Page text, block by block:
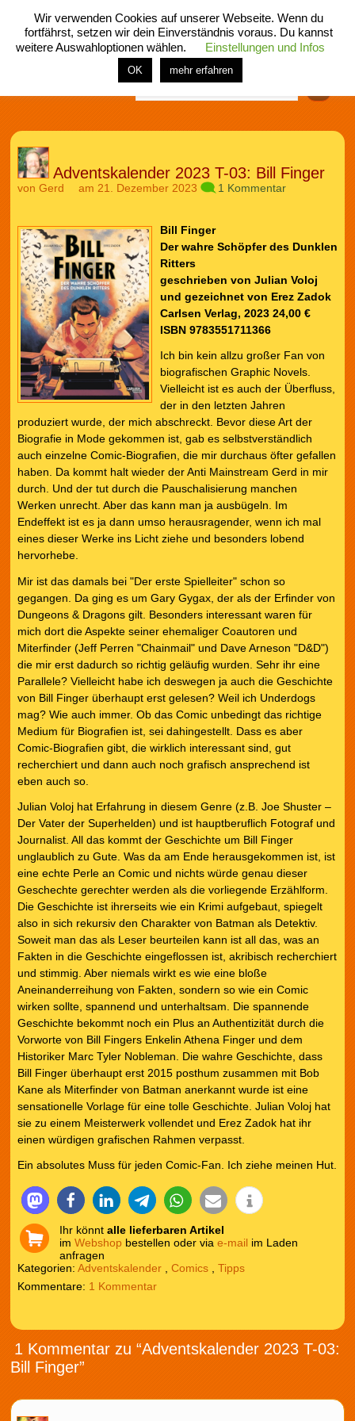
menü
home rubrik buch comic spiel fotos shop
Adventskalender 2023 T-03: Bill Finger
von Gerd am 21. Dezember 2023 1 Kommentar
Bill Finger
Der wahre Schöpfer des Dunklen
Ritters
geschrieben von Julian Voloj
und gezeichnet von Erez Zadok
Carlsen Verlag, 2023 24,00 €
ISBN 9783551711366
Ich bin kein allzu großer Fan von
biografischen Graphic Novels.
Vielleicht ist es auch der Überfluss,
der in den letzten Jahren
produziert wurde, der mich abschreckt. Bevor diese Art der
Biografie in Mode gekommen ist, gab es selbstverständlich
auch einzelne Comic-Biografien, die mir durchaus öfter gefallen
haben. Da kommt halt wieder der Anti Mainstream Gerd in mir
durch. Und der tut durch die Pauschalisierung manchen
Werken unrecht. Aber das kann man ja ausbügeln. Im
Endeffekt ist es ja dann umso herausragender, wenn ich mal
eines dieser Werke ins Licht ziehe und besonders lobend
hervorhebe.
Mir ist das damals bei "Der erste Spielleiter" schon so
gegangen. Da ging es um Gary Gygax, der als der Erfinder von
Dungeons & Dragons gilt. Besonders interessant waren für
mich dort die Aspekte seiner ehemaliger Coautoren und
Miterfinder (Jeff Perren "Chainmail" und Dave Arneson "D&D")
die mir erst dadurch so richtig geläufig wurden. Sehr ihr eine
Parallele? Vielleicht habe ich deswegen ja auch die Geschichte
von Bill Finger überhaupt erst gelesen? Weil ich Underdogs
mag? Wie auch immer. Ob das Comic unbedingt das richtige
Medium für Biografien ist, sei dahingestellt. Dass es aber
Comic-Biografien gibt, die wirklich interessant sind, gut
recherchiert und dann auch noch grafisch ansprechend ist
eben auch so.
Julian Voloj hat Erfahrung in diesem Genre (z.B. Joe Shuster –
Der Vater der Superhelden) und ist hauptberuflich Fotograf und
Journalist. All das kommt der Geschichte um Bill Finger
unglaublich zu Gute. Was da am Ende herausgekommen ist, ist
eine echte Perle an Comic und nichts würde genau dieser
Geschechte gerechter werden als die vorliegende Erzählform.
Die Geschichte ist ihrerseits wie ein Krimi aufgebaut, spiegelt
also in sich rekursiv den Charakter von Batman als Detektiv.
Soweit man das als Leser beurteilen kann ist all das, was an
Fakten in die Geschichte eingeflossen ist, akribisch recherchiert
und stimmig. Aber niemals wirkt es wie eine bloße
Aneinanderreihung von Fakten, sondern so wie ein Comic
wirken sollte, spannend und unterhaltsam. Die spannende
Geschichte bekommt noch ein Plus an Authentizität durch die
Vorworte von Bill Fingers Enkelin Athena Finger und dem
Historiker Marc Tyler Nobleman. Die wahre Geschichte, dass
Bill Finger überhaupt erst 2015 posthum zusammen mit Bob
Kane als Miterfinder von Batman anerkannt wurde ist eine
sensationelle Vorlage für eine tolle Geschichte. Julian Voloj hat
sie zu einem Meisterwerk vollendet und Erez Zadokhat ihr
einen würdigen grafischen Rahmen verpasst.
Ein absolutes Muss für jeden Comic-Fan. Ich ziehe meinen Hut.
Ihr könnt alle lieferbaren Artikel
im Webshop bestellen oder via e-mail im Laden
anfragen
Kategorien: Adventskalender, Comics, Tipps
1 Kommentar
1 Kommentar zu “Adventskalender 2023 T-03:
Bill Finger”
Wir verwenden Cookies auf unserer Webseite. Wenn du
fortfährst, setzen wir dein Einverständnis voraus. Du kannst
weitere Auswahloptionen wählen.
Einstellungen und Infos
OK mehr erfahren